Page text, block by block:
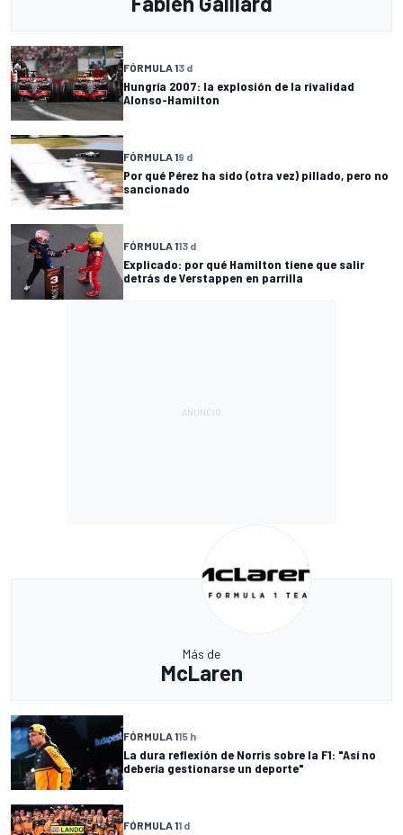
FÓRMULA 13 d
Hungría 2007: la explosión de la rivalidad
Alonso-Hamilton
FÓRMULA 19 d
Por qué Pérez ha sido (otra vez) pillado, pero no
sancionado
FÓRMULA 113 d
Explicado: por qué Hamilton tiene que salir
detrás de Verstappen en parrilla
Más de
McLaren
FÓRMULA 115 h
La dura reflexión de Norris sobre la F1: "Así no
debería gestionarse un deporte"
FÓRMULA 11 d